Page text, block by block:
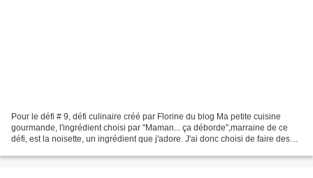
Pour le défi # 9, défi culinaire créé par Florine du blog Ma petite cuisine
gourmande, l'ingrédient choisi par "Maman... ça déborde",marraine de ce
défi, est la noisette, un ingrédient que j'adore. J'ai donc choisi de faire des